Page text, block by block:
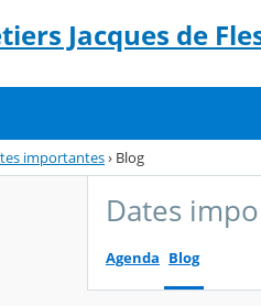
Jacques de
importantes› Blog
Dates
Agenda Blog